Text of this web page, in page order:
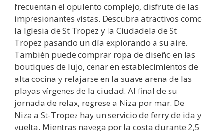
frecuentan el opulento complejo, disfrute de las
impresionantes vistas. Descubra atractivos como
la Iglesia de St Tropez y la Ciudadela de St
Tropez pasando un día explorando a su aire.
También puede comprar ropa de diseño en las
boutiques de lujo, cenar en establecimientos de
alta cocina y relajarse en la suave arena de las
playas vírgenes de la ciudad. Al final de su
jornada de relax, regrese a Niza por mar. De
Niza a St-Tropez hay un servicio de ferry de ida y
vuelta. Mientras navega por la costa durante 2,5